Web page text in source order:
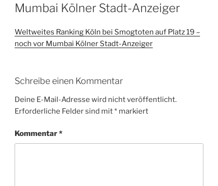
Mumbai Kölner Stadt-Anzeiger
Weltweites Ranking Köln bei Smogtoten auf Platz 19 –
noch vor Mumbai Kölner Stadt-Anzeiger
Schreibe einen Kommentar
Deine E-Mail-Adresse wird nicht veröffentlicht.
Erforderliche Felder sind mit* markiert
Kommentar*